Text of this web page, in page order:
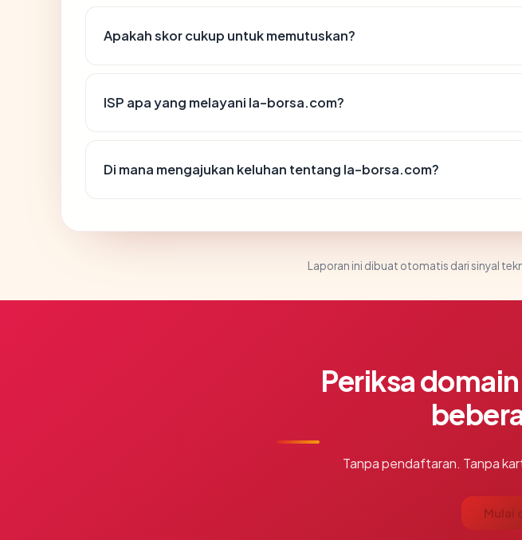
Apakah skor cukup untuk memutuskan?
ISP apa yang melayani la-borsa.com?
Di mana mengajukan keluhan tentang la-borsa.com?
Laporan ini dibuat otomatis dari sinyal
Periksa
Tanpa pendaftaran. Tanpa
Mulai